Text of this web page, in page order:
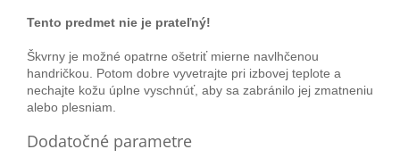
Tento predmet nie je prateľný!
Škvrny je možné opatrne ošetriť mierne navlhčenou
handričkou. Potom dobre vyvetrajte pri izbovej teplote a
nechajte kožu úplne vyschnúť, aby sa zabránilo jej zmatneniu
alebo plesniam.
Dodatočné parametre